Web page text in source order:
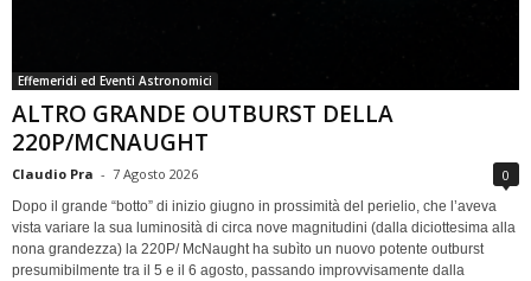
Effemeridi ed Eventi Astronomici
ALTRO GRANDE OUTBURST DELLA
220P/MCNAUGHT
Claudio Pra - 7 Agosto 2026 0
Dopo il grande “botto” di inizio giugno in prossimità del perielio, che l’aveva
vista variare la sua luminosità di circa nove magnitudini (dalla diciottesima alla
nona grandezza) la 220P/ McNaught ha subìto un nuovo potente outburst
presumibilmente tra il 5 e il 6 agosto, passando improvvisamente dalla